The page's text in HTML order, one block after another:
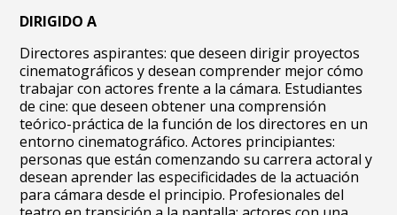
DIRIGIDO A
Directores aspirantes: que deseen dirigir proyectos
cinematográficos y desean comprender mejor cómo
trabajar con actores frente a la cámara. Estudiantes
de cine: que deseen obtener una comprensión
teórico-práctica de la función de los directores en un
entorno cinematográfico. Actores principiantes:
personas que están comenzando su carrera actoral y
desean aprender las especificidades de la actuación
para cámara desde el principio. Profesionales del